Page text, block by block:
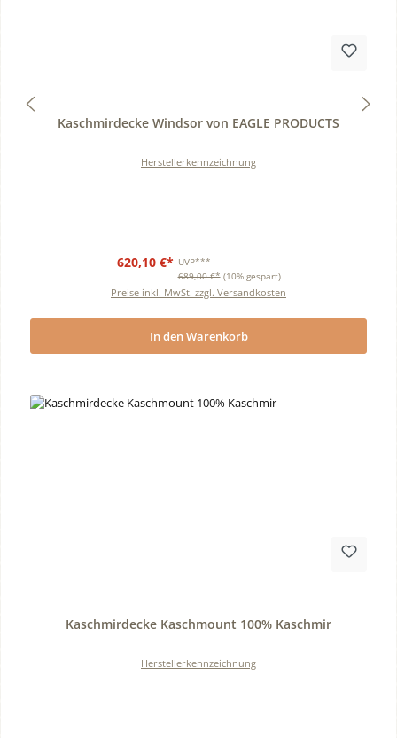
Durchschnittliche Bewertung von 0 von 5 Sternen
Kaschmirdecke Windsor von EAGLE PRODUCTS
Herstellerkennzeichnung
620,10 €* UVP***
689,00 €* (10% gespart)
Preise inkl. MwSt. zzgl. Versandkosten
In den Warenkorb
Kaschmirdecke Kaschmount 100% Kaschmir
Herstellerkennzeichnung